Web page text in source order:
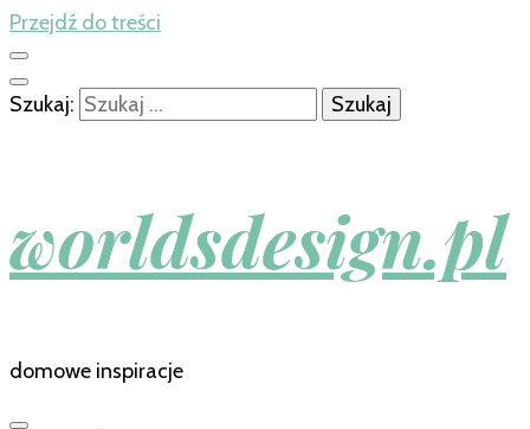
Przejdź do treści
Szukaj:
worldsdesign.pl
domowe inspiracje